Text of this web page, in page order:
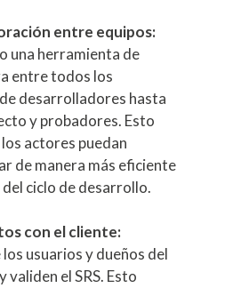
entre equipos:
una herramienta de
entre todos los
desarrolladores hasta
y probadores. Esto
actores puedan
de manera más eficiente
ciclo de desarrollo.
con el cliente:
usuarios y dueños del
el SRS. Esto